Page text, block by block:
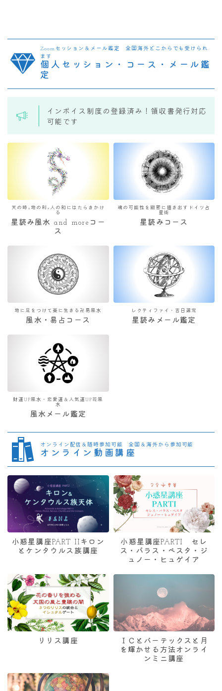
Zoomセッション＆メール鑑定 全国海外どこからでも受けられ
ます
個人セッション・コース・メール鑑
定
インボイス制度の登録済み！領収書発行対応
可能です
天の時×地の利×人の和にはたらきかけ
る
星読み風水 and moreコー
ス
魂の可能性を緻密に描き出すドイツ占
星術
星読みコース
地に足をつけて楽に生きる卍易風水
風水・易占コース
レクティファイ・吉日選定
星読みメール鑑定
財運UP風水・恋愛運＆人気運UP花風
水
風水メール鑑定
オンライン配信＆随時参加可能 全国＆海外から参加可能
オンライン動画講座
小惑星講座PART IIキロン
とケンタウルス族講座
小惑星講座PARTI セレ
ス・パラス・ベスタ・ジ
ュノー・ヒュゲイア
リリス講座
ＩＣとバーテックスと月
を輝かせる方法オンライ
ンミニ講座